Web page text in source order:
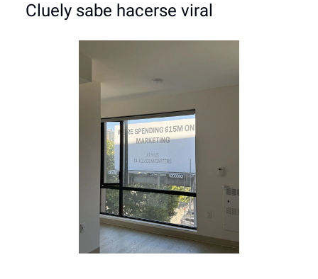
Cluely sabe hacerse viral